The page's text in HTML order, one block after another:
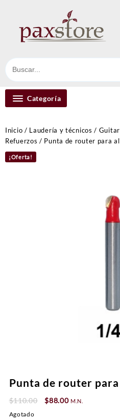
contenido
Categoría
Inicio / Laudería y técnicos /
Refuerzos / Punta de router para
¡Oferta!
Punta de router
$110.00
Original
$88.00Current
M.N.
Agotado